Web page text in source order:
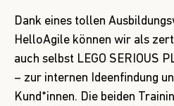
Dank eines tollen
HelloAgile können wir als
auch selbst LEGO SERIOUS
– zur internen Ideenfindung
Kund*innen. Die beiden